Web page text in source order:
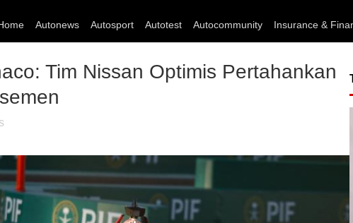
Autonews Autosport Autotest Autocommunity Insurance &
Tim Nissan Optimis Pertahankan